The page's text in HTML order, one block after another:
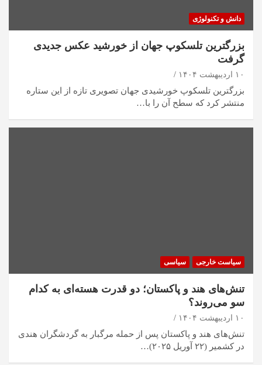
دانش و تکنولوژی
بزرگترین تلسکوپ جهان از خورشید عکس جدیدی
گرفت
۱۰ اردیبهشت ۱۴۰۴
بزرگترین تلسکوپ خورشیدی جهان تصویری تازه از این ستاره
منتشر کرد که سطح آن را با…
سیاست خارجی سیاسی
تنش‌های هند و پاکستان؛ دو قدرت هسته‌ای به کدام
سو می‌روند؟
۱۰ اردیبهشت ۱۴۰۴
تنش‌های هند و پاکستان پس از حمله مرگبار به گردشگران هندی
در کشمیر (۲۲ آوریل ۲۰۲۵)…